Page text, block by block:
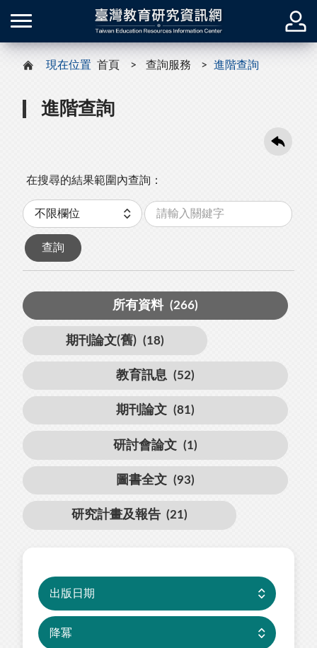
現在位置 首頁 查詢服務 進階查詢
進階查詢
在搜尋的結果範圍內查詢：
分
類
關
字
查詢
所有資料 (266)
期刊論文(舊) (18)
教育訊息 (52)
期刊論文 (81)
研討會論文 (1)
圖書全文 (93)
研究計畫及報告 (21)